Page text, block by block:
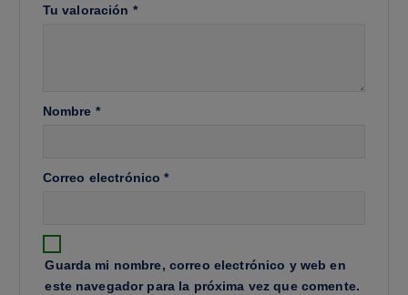
Tu valoración *
Nombre *
Correo electrónico*
Guarda mi nombre, correo electrónico y web en
este navegador para la próxima vez que comente.